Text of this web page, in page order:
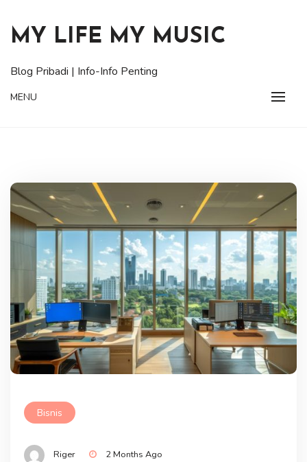
content
MY LIFE MY MUSIC
Blog Pribadi | Info-Info Penting
MENU
Bisnis
Riger 2 Months Ago